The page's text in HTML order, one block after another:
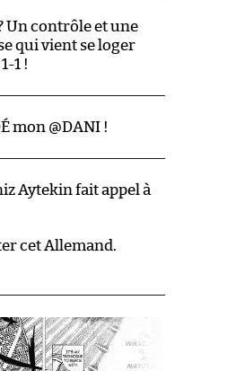
Un contrôle et une
qui vient se loger
1 !
mon @DANI !
Aytekin fait appel à
cet Allemand.